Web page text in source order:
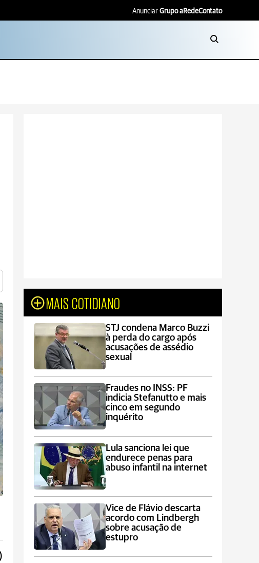
Anunciar Grupo aRedeContato
MAIS COTIDIANO
STJ condena Marco Buzzi
à perda do cargo após
acusações de assédio
sexual
Fraudes no INSS: PF
indicia Stefanutto e mais
cinco em segundo
inquérito
Lula sanciona lei que
endurece penas para
abuso infantil na internet
Vice de Flávio descarta
acordo com Lindbergh
sobre acusação de
estupro